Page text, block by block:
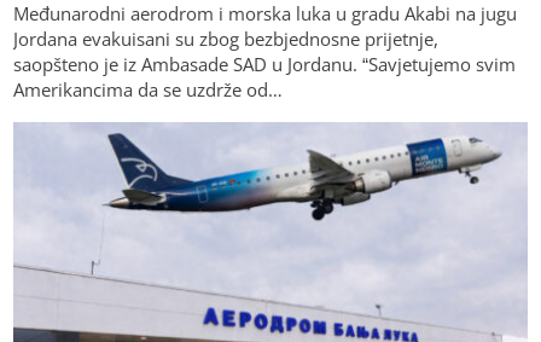
Međunarodni aerodrom i morska luka u gradu Akabi na jugu
Jordana evakuisani su zbog bezbjednosne prijetnje,
saopšteno je iz Ambasade SAD u Jordanu. “Savjetujemo svim
Amerikancima da se uzdrže od…